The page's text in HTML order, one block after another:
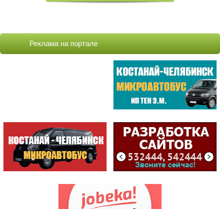
ВИТА ЦЕНТР / VITA ЦЕНТР/...
VELOSTYLE / МАГАЗИН
METKO.kz /АГЕНТСТВО ВИЗУ...
СТРОИТЕЛЬ /МАГАЗИН /ИП К...
ЦЕНТРАЛ /БИЛЬЯРДНЫЙ КЛУБ
САМЫЕ ПОСЕЩАЕМЫЕ
ЦЕНТР
(198803)
АСТЫКЖАН /СУПЕРМАР...
(171382)
СПЕЦИАЛИЗИРОВАННЫЙ...
(144042)
Реклама на портале